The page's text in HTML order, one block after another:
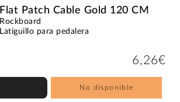
Flat Patch Cable Gold 120 CM
Rockboard
Latiguillo para pedalera
6,26€
No disponible